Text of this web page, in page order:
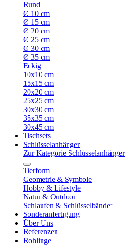
Rund
Ø 10 cm
Ø 15 cm
Ø 20 cm
Ø 25 cm
Ø 30 cm
Ø 35 cm
Eckig
10x10 cm
15x15 cm
20x20 cm
25x25 cm
30x30 cm
35x35 cm
30x45 cm
Tischsets
Schlüsselanhänger
Zur Kategorie Schlüsselanhänger
Tierform
Geometrie & Symbole
Hobby & Lifestyle
Natur & Outdoor
Schlaufen & Schlüsselbänder
Sonderanfertigung
Über Uns
Referenzen
Rohlinge